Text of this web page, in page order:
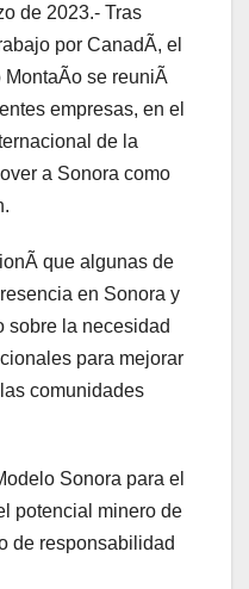
de 2023.- Tras
por CanadÃ, el
se reuniÃ
empresas, en el
de la
a Sonora como
que algunas de
en Sonora y
sobre la necesidad
para mejorar
comunidades
Sonora para el
potencial minero de
de responsabilidad